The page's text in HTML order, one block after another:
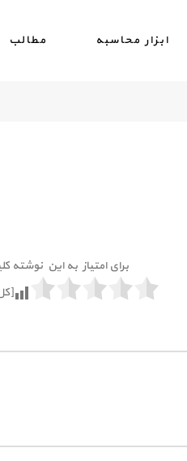
ابزار محاسبه مطالب
برای امتیاز به این نوشته